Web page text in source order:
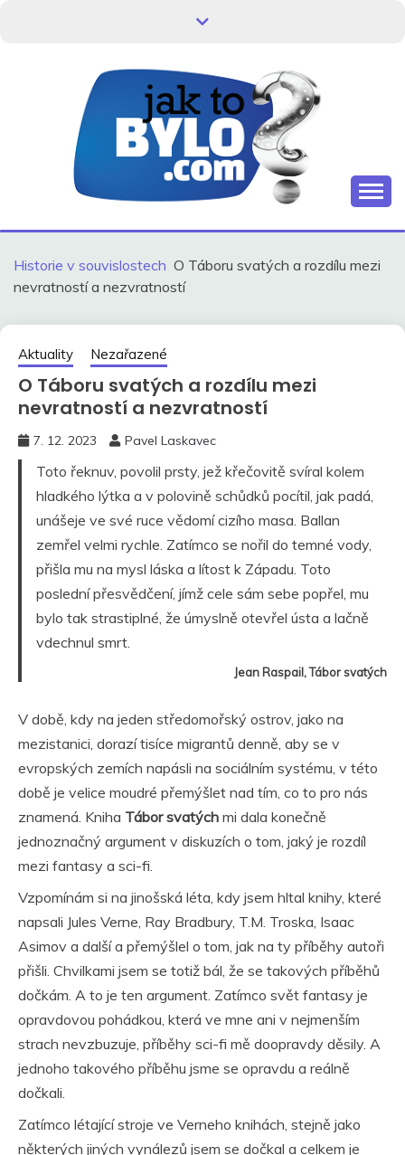
HISTORIE V
SOUVISLOSTECH
Historie v souvislostech O Táboru svatých a rozdílu mezi
nevratností a nezvratností
Aktuality Nezařazené
O Táboru svatých a rozdílu mezi
nevratností a nezvratností
7. 12. 2023 Pavel Laskavec
Toto řeknuv, povolil prsty, jež křečovitě svíral kolem
hladkého lýtka a v polovině schůdků pocítil, jak padá,
unášeje ve své ruce vědomí cizího masa. Ballan
zemřel velmi rychle. Zatímco se nořil do temné vody,
přišla mu na mysl láska a lítost k Západu. Toto
poslední přesvědčení, jímž cele sám sebe popřel, mu
bylo tak strastiplné, že úmyslně otevřel ústa a lačně
vdechnul smrt.
Jean Raspail, Tábor svatých
V době, kdy na jeden středomořský ostrov, jako na
mezistanici, dorazí tisíce migrantů denně, aby se v
evropských zemích napásli na sociálním systému, v této
době je velice moudré přemýšlet nad tím, co to pro nás
znamená. Kniha Tábor svatých mi dala konečně
jednoznačný argument v diskuzích o tom, jaký je rozdíl
mezi fantasy a sci-fi.
Vzpomínám si na jinošská léta, kdy jsem hltal knihy, které
napsali Jules Verne, Ray Bradbury, T.M. Troska, Isaac
Asimov a další a přemýšlel o tom, jak na ty příběhy autoři
přišli. Chvilkami jsem se totiž bál, že se takových příběhů
dočkám. A to je ten argument. Zatímco svět fantasy je
opravdovou pohádkou, která ve mne ani v nejmenším
strach nevzbuzuje, příběhy sci-fi mě doopravdy děsily. A
jednoho takového příběhu jsme se opravdu a reálně
dočkali.
Zatímco létající stroje ve Verneho knihách, stejně jako
některých jiných vynálezů jsem se dočkal a celkem je